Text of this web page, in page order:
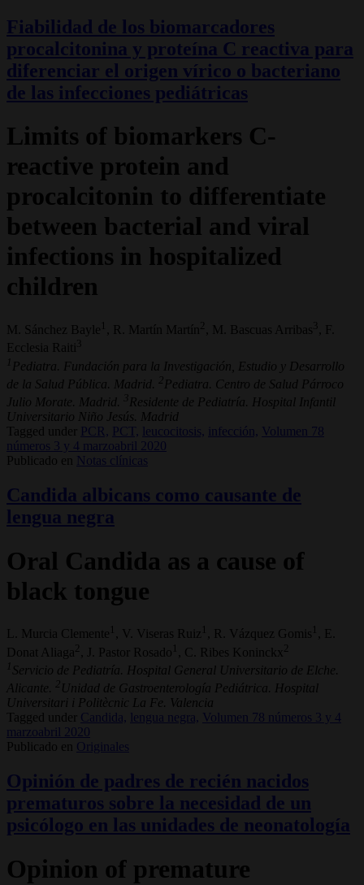
Fiabilidad de los biomarcadores
procalcitonina y proteína C reactiva para
diferenciar el origen vírico o bacteriano
de las infecciones pediátricas
Limits of biomarkers C-
reactive protein and
procalcitonin to differentiate
between bacterial and viral
infections in hospitalized
children
M. Sánchez Bayle 1 , R. Martín Martín , M. Bascuas Arribas 3
, F.
Ecclesia Raiti
3
1 Pediatra. Fundación para la Investigación, Estudio y Desarrollo
de la Salud Pública. Madrid.
2 Pediatra. Centro de Salud Párroco
Julio Morate. Madrid.
3 Residente de Pediatría. Hospital Infantil
Universitario Niño Jesús. Madrid
Tagged under
PCR, PCT, leucocitosis, infección,
Volumen 78
números 3 y 4 marzoabril 2020
Publicado en
Notas clínicas
Candida albicans como causante de
lengua negra
Oral Candida as a cause of
black tongue
L. Murcia Clemente 1 , V. Viseras Ruiz 1 , R. Vázquez Gomis 1
, E.
Donat Aliaga
, J. Pastor Rosado 1 , C. Ribes Koninckx
1 Servicio de Pediatría. Hospital General Universitario de Elche.
Alicante.
2 Unidad de Gastroenterología Pediátrica. Hospital
Universitari i Politècnic La Fe. Valencia
Tagged under
Candida, lengua negra,
Volumen 78 números 3 y 4
marzoabril 2020
Publicado en
Originales
Opinión de padres de recién nacidos
prematuros sobre la necesidad de un
psicólogo en las unidades de neonatología
Opinion of premature